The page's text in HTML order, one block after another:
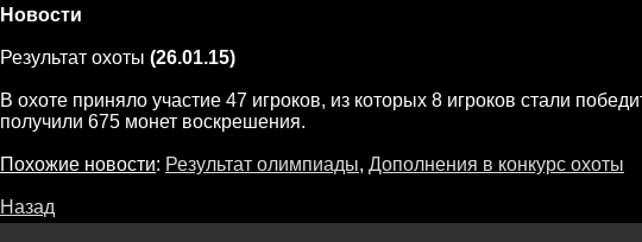
Новости
Результат охоты (26.01.15)
В охоте приняло участие 47 игроков, из которых 8 игроков стали
получили 675 монет воскрешения.
Похожие новости: Результат олимпиады, Дополнения в конкурс охоты
Назад